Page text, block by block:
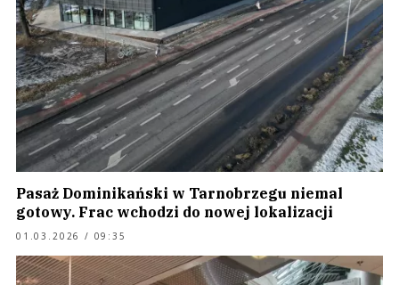
Pasaż Dominikański w Tarnobrzegu niemal
gotowy. Frac wchodzi do nowej lokalizacji
01.03.2026 / 09:35